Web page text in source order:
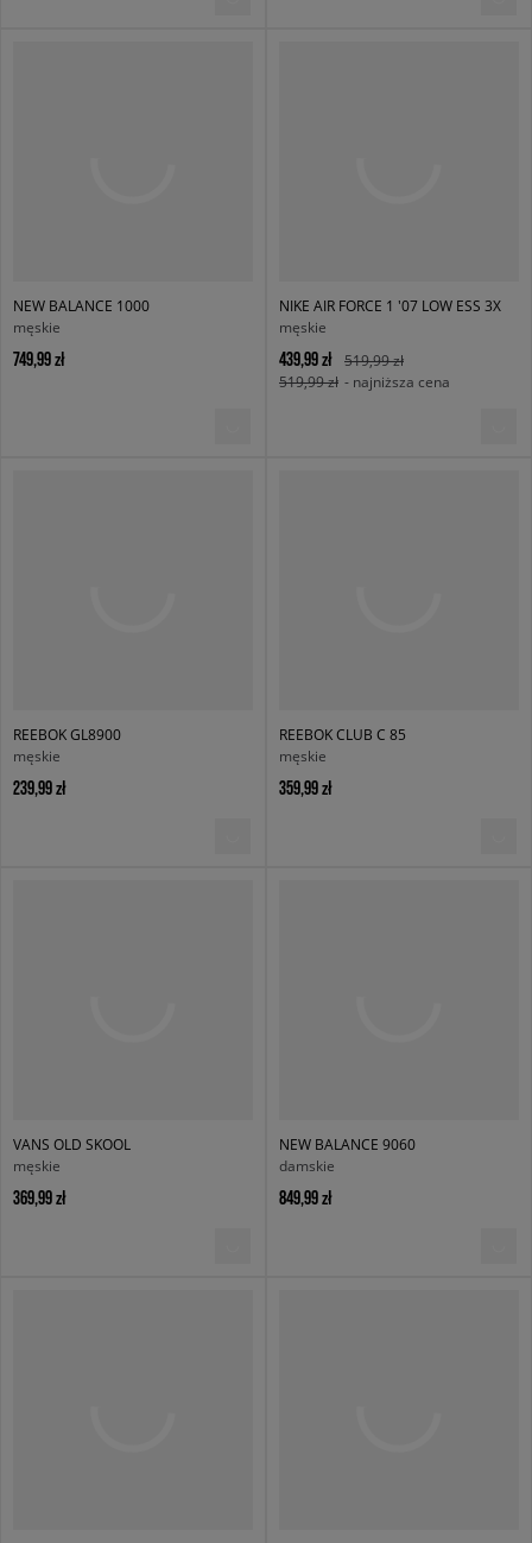
NEW BALANCE 1000
męskie
749,99 zł
NIKE AIR FORCE 1 '07 LOW ESS 3X
męskie
439,99 zł
519,99 zł
519,99 zł - najniższa cena
REEBOK GL8900
męskie
239,99 zł
REEBOK CLUB C 85
męskie
359,99 zł
VANS OLD SKOOL
męskie
369,99 zł
NEW BALANCE 9060
damskie
849,99 zł